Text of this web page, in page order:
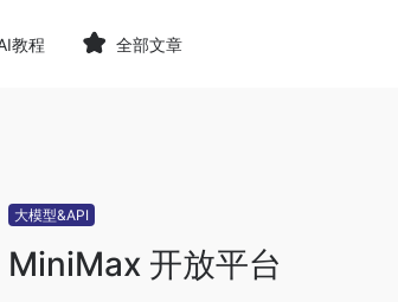
教程 全部文章
大模型&API
MiniMax 开放平台